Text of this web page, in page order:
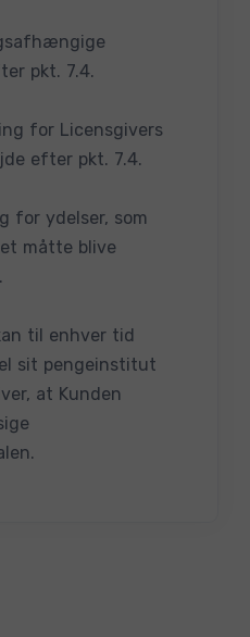
pkt. 7.4.
for Licensgivers
efter pkt. 7.4.
for ydelser, som
måtte blive
til enhver tid
sit pengeinstitut
at Kunden